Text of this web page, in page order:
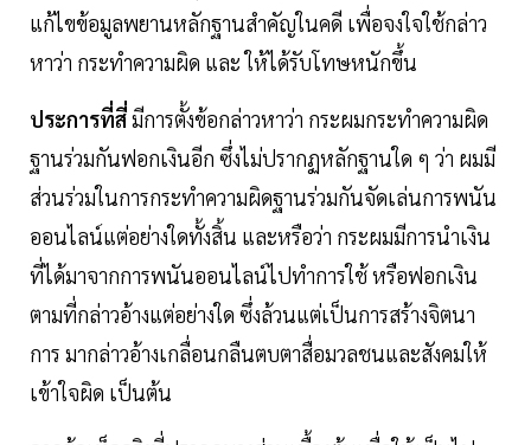
แก้ไขข้อมูลพยานหลักฐานสําคัญในคดี เพื่อจงใจใช้กล่าว
หาว่า กระทําความผิด และ ให้ได้รับโทษหนักขึ้น
ประการที่สี่มีการตั้งข้อกล่าวหาว่า กระผมกระทําความผิด
ฐานร่วมกันฟอกเงินอีก ซึ่งไม่ปรากฏหลักฐานใด ๆ ว่า ผมมี
ส่วนร่วมในการกระทําความผิดฐานร่วมกันจัดเล่นการพนัน
ออนไลน์แต่อย่างใดทั้งสิ้น และหรือว่า กระผมมีการนําเงิน
ที่ได้มาจากการพนันออนไลน์ไปทําการใช้ หรือฟอกเงิน
ตามที่กล่าวอ้างแต่อย่างใด ซึ่งล้วนแต่เป็นการสร้างจิตนา
การ มากล่าวอ้างเกลื่อนกลืนตบตาสื่อมวลชนและสังคมให้
เข้าใจผิด เป็นต้น